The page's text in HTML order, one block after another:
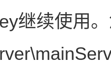
继续使用